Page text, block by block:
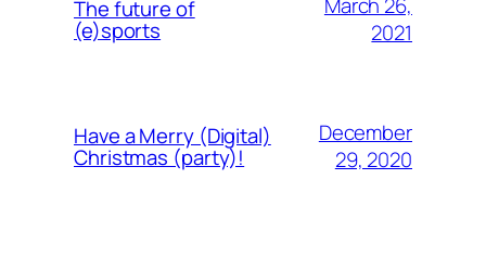
The future of
(e)sports
2021
Have a Merry (Digital)
Christmas (party)!
December
29, 2020